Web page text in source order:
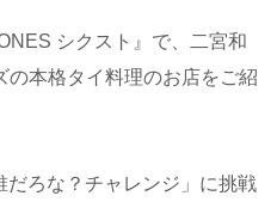
シクスト』で、二宮和
本格タイ料理のお店をご紹
だろな？チャレンジ」に挑戦